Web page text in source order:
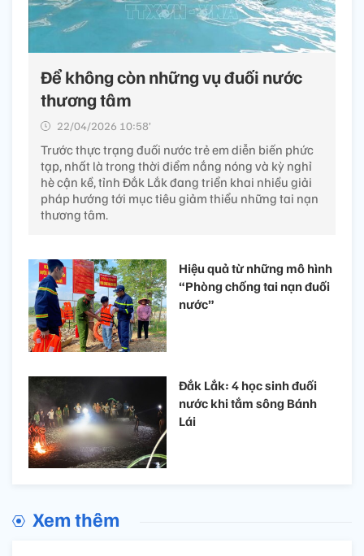
Để không còn những vụ đuối nước
thương tâm
22/04/2026 10:58’
Trước thực trạng đuối nước trẻ em diễn biến phức
tạp, nhất là trong thời điểm nắng nóng và kỳ nghỉ
hè cận kề, tỉnh Đắk Lắk đang triển khai nhiều giải
pháp hướng tới mục tiêu giảm thiểu những tai nạn
thương tâm.
Hiệu quả từ những mô hình
“Phòng chống tai nạn đuối
nước”
Đắk Lắk: 4 học sinh đuối
nước khi tắm sông Bánh
Lái
Xem thêm